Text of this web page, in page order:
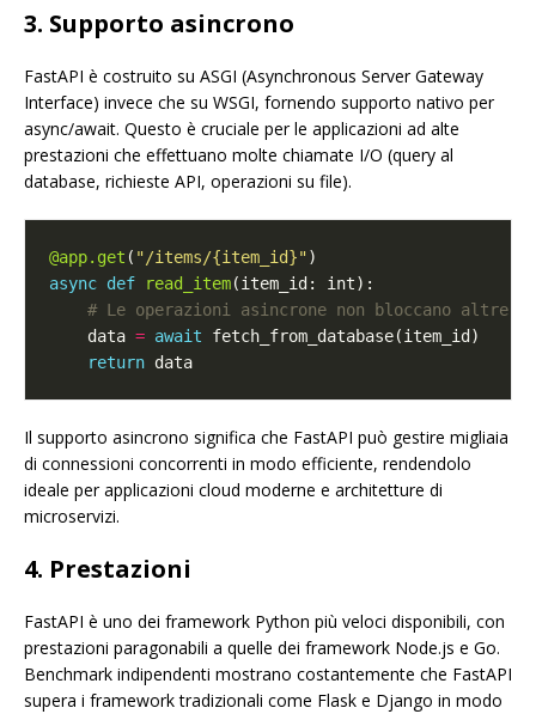
3. Supporto asincrono
FastAPI è costruito su ASGI (Asynchronous Server Gateway
Interface) invece che su WSGI, fornendo supporto nativo per
async/await. Questo è cruciale per le applicazioni ad alte
prestazioni che effettuano molte chiamate I/O (query al
database, richieste API, operazioni su file).
@app.get ( "/items/{item_id}"
async def read_item
# Le operazioni asincrone non bloccano altre
    data
= await
return
Il supporto asincrono significa che FastAPI può gestire migliaia
di connessioni concorrenti in modo efficiente, rendendolo
ideale per applicazioni cloud moderne e architetture di
microservizi.
4. Prestazioni
FastAPI è uno dei framework Python più veloci disponibili, con
prestazioni paragonabili a quelle dei framework Node.js e Go.
Benchmark indipendenti mostrano costantemente che FastAPI
supera i framework tradizionali come Flask e Django in modo